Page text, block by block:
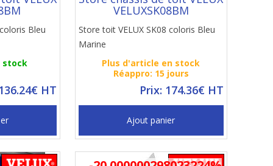
Bleu
stock
HT
VELUXSK08BM
Store toit VELUX SK08 coloris Bleu
Marine
Plus d'article en stock
Réappro: 15 jours
Prix: 174.36€ HT
Ajout panier